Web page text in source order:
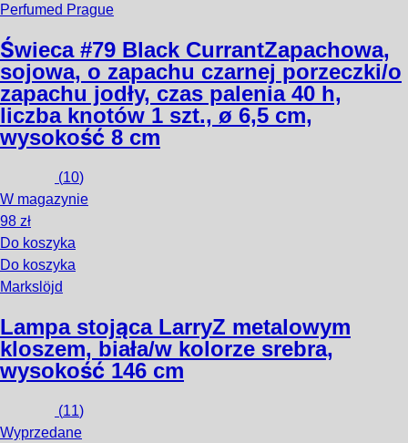
Perfumed Prague
Świeca #79 Black CurrantZapachowa,
sojowa, o zapachu czarnej porzeczki/o
zapachu jodły, czas palenia 40 h,
liczba knotów 1 szt., ø 6,5 cm,
wysokość 8 cm
(10)
W magazynie
98 zł
Do koszyka
Do koszyka
Markslöjd
Lampa stojąca LarryZ metalowym
kloszem, biała/w kolorze srebra,
wysokość 146 cm
(11)
Wyprzedane